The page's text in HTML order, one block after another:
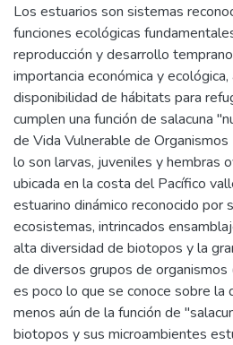
Los estuarios son sistemas
funciones ecológicas
reproducción y desarrollo
importancia económica y
disponibilidad de hábitats para
cumplen una función de salacuna
de Vida Vulnerable de
lo son larvas, juveniles y hembras
ubicada en la costa del Pacífico
estuarino dinámico reconocido por
ecosistemas, intrincados
alta diversidad de biotopos y la
de diversos grupos de
es poco lo que se conoce sobre la
menos aún de la función de
biotopos y sus microambientes